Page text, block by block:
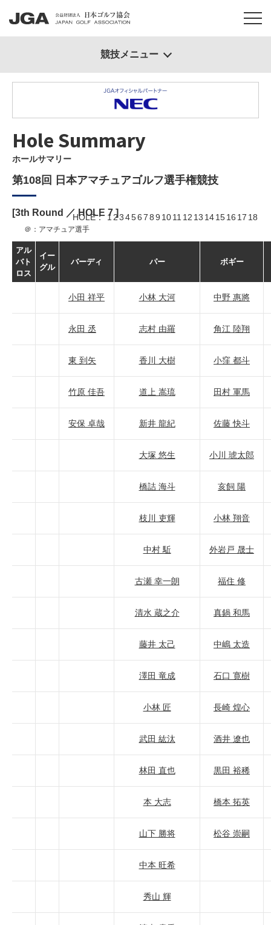
Hole Summary
ホールサマリー
第108回 日本アマチュアゴルフ選手権競技
[3th Round ／ HOLE 7]
HOLE 1 23456789 1011 12 13 141516 17 18
＠：アマチュア選手
アル
バト
ロス
イー
グル
バーディ パー ボギー
小田 祥平 小林 大河 中野 惠將
永田 丞 志村 由羅 角江 陸翔
東 到矢 香川 大樹 小窪 都斗
竹原 佳吾 道上 嵩琉 田村 軍馬
安保 卓哉 新井 龍紀 佐藤 快斗
大塚 悠生 小川 琥太郎
橋詰 海斗 亥飼 陽
枝川 吏輝 小林 翔音
中村 駈 外岩戸 晟士
古瀬 幸一朗 福住 修
清水 蔵之介 真鍋 和馬
藤井 太己 中嶋 太造
澤田 竜成 石口 寛樹
小林 匠 長崎 煌心
武田 紘汰 酒井 遼也
林田 直也 黒田 裕稀
本 大志 橋本 拓英
山下 勝将 松谷 崇嗣
中本 旺希
秀山 輝
競技メニュー